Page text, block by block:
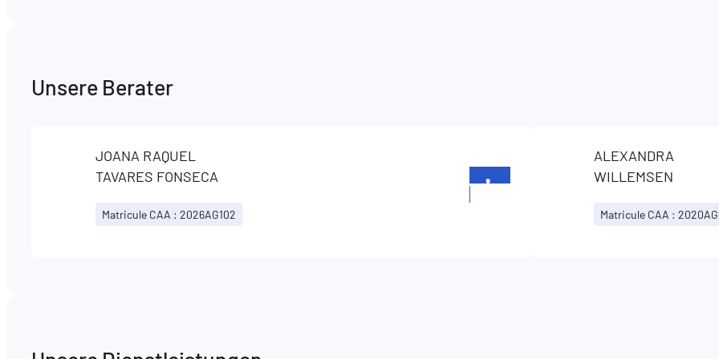
Unsere Berater
JOANA RAQUEL
TAVARES FONSECA
Matricule CAA : 2026AG102
ALEXANDRA
WILLEMSEN
Matricule CAA :